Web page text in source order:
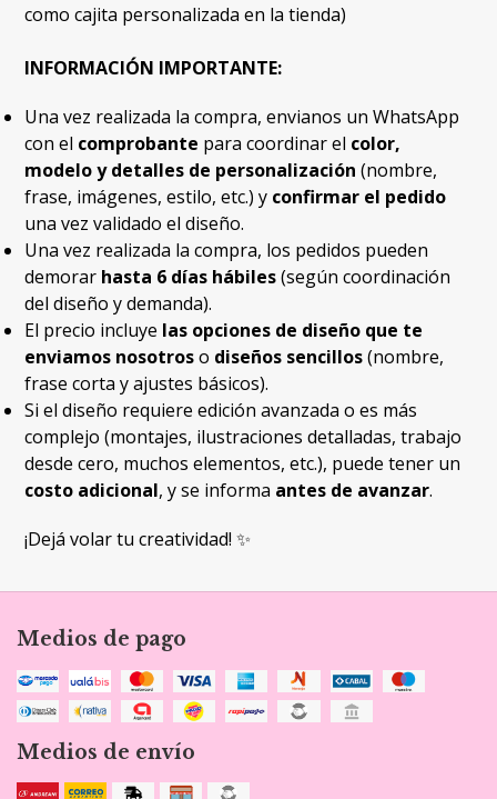
como cajita personalizada en la tienda)
INFORMACIÓN IMPORTANTE:
Una vez realizada la compra, envianos un WhatsApp
con el comprobante para coordinar el color,
modelo y detalles de personalización (nombre,
frase, imágenes, estilo, etc.) y confirmar el pedido
una vez validado el diseño.
Una vez realizada la compra, los pedidos pueden
demorar hasta 6 días hábiles(según coordinación
del diseño y demanda).
El precio incluye las opciones de diseño que te
enviamos nosotroso diseños sencillos(nombre,
frase corta y ajustes básicos).
Si el diseño requiere edición avanzada o es más
complejo (montajes, ilustraciones detalladas, trabajo
desde cero, muchos elementos, etc.), puede tener un
costo adicional, y se informa antes de avanzar.
¡Dejá volar tu creatividad! ✨
Medios de pago
Medios de envío